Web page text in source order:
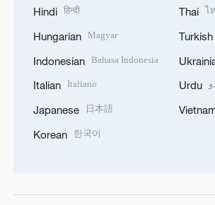
Hindi हिन्दी
Hungarian Magyar
Indonesian Bahasa Indonesia
Italian Italiano
Japanese 日本語
Korean 한국어
Thai ไ
Turkish
Urdu